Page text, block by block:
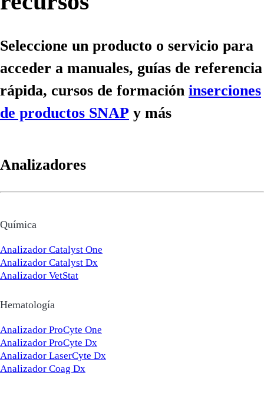
Seleccione un producto o servicio para
acceder a manuales, guías de referencia
rápida, cursos de formación inserciones
de productos SNAP y más
Analizadores
Química
Analizador Catalyst One
Analizador Catalyst Dx
Analizador VetStat
Hematología
Analizador ProCyte One
Analizador ProCyte Dx
Analizador LaserCyte Dx
Analizador Coag Dx